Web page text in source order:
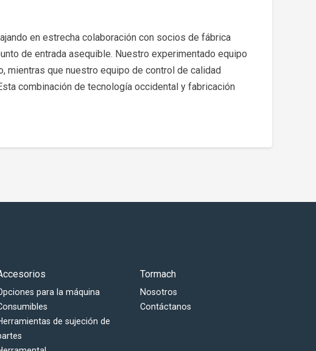
en estrecha colaboración con socios de fábrica
de entrada asequible. Nuestro experimentado equipo
mientras que nuestro equipo de control de calidad
combinación de tecnología occidental y fabricación
para la máquina
de sujeción de
Tormach
Nosotros
Contáctanos